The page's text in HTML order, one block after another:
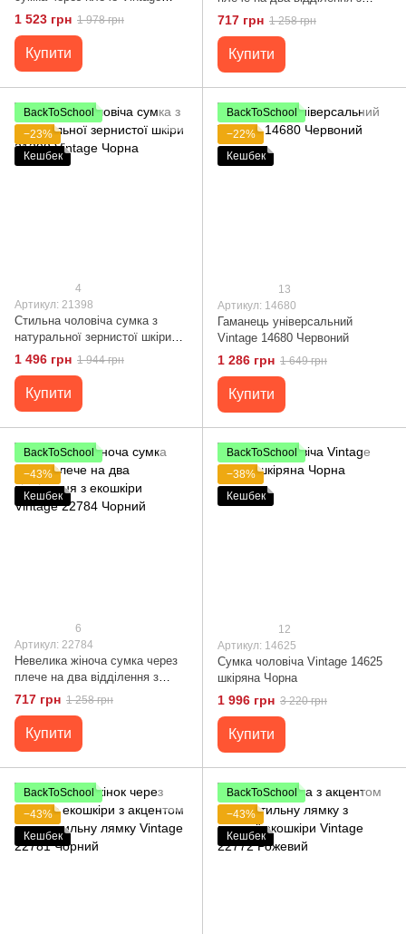
20684 Чорний
1 523 грн 1 978 грн
Купити
екошкіри Vintage 22783
Коричневий
717 грн 1 258 грн
Купити
BackToSchool
−23%
Кешбек
4
Артикул: 21398
Стильна чоловіча сумка з
натуральної зернистої шкіри
21398 Vintage Чорна
1 496 грн 1 944 грн
Купити
BackToSchool
−22%
Кешбек
13
Артикул: 14680
Гаманець універсальний
Vintage 14680 Червоний
1 286 грн 1 649 грн
Купити
BackToSchool
−43%
Кешбек
6
Артикул: 22784
Невелика жіноча сумка через
плече на два відділення з
екошкіри Vintage 22784 Чорний
717 грн 1 258 грн
Купити
BackToSchool
−38%
Кешбек
12
Артикул: 14625
Сумка чоловіча Vintage 14625
шкіряна Чорна
1 996 грн 3 220 грн
Купити
BackToSchool
−43%
Кешбек
BackToSchool
−43%
Кешбек